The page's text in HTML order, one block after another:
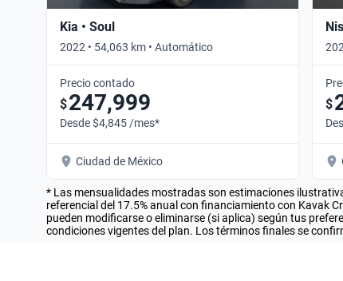
Kia • Soul
2022 • 54,063 km • Automático
Precio contado
$247,999
Desde $4,845 /mes*
Ciudad de México
$
* Las mensualidades mostradas son estimaciones
referencial del 17.5% anual con financiamiento con Kavak
pueden modificarse o eliminarse (si aplica) según tus
condiciones vigentes del plan. Los términos finales se